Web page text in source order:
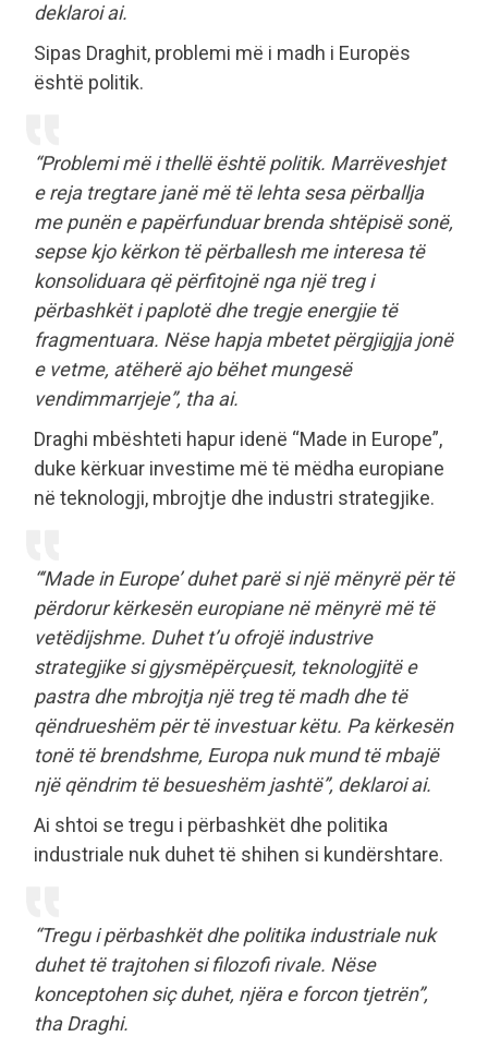
deklaroi ai.
Sipas Draghit, problemi më i madh i Europës
është politik.
“Problemi më i thellë është politik. Marrëveshjet
e reja tregtare janë më të lehta sesa përballja
me punën e papërfunduar brenda shtëpisë sonë,
sepse kjo kërkon të përballesh me interesa të
konsoliduara që përfitojnë nga një treg i
përbashkët i paplotë dhe tregje energjie të
fragmentuara. Nëse hapja mbetet përgjigjja jonë
e vetme, atëherë ajo bëhet mungesë
vendimmarrjeje”, tha ai.
Draghi mbështeti hapur idenë “Made in Europe”,
duke kërkuar investime më të mëdha europiane
në teknologji, mbrojtje dhe industri strategjike.
“‘Made in Europe’ duhet parë si një mënyrë për të
përdorur kërkesën europiane në mënyrë më të
vetëdijshme. Duhet t’u ofrojë industrive
strategjike si gjysmëpërçuesit, teknologjitë e
pastra dhe mbrojtja një treg të madh dhe të
qëndrueshëm për të investuar këtu. Pa kërkesën
tonë të brendshme, Europa nuk mund të mbajë
një qëndrim të besueshëm jashtë”, deklaroi ai.
Ai shtoi se tregu i përbashkët dhe politika
industriale nuk duhet të shihen si kundërshtare.
“Tregu i përbashkët dhe politika industriale nuk
duhet të trajtohen si filozofi rivale. Nëse
konceptohen siç duhet, njëra e forcon tjetrën”,
tha Draghi.